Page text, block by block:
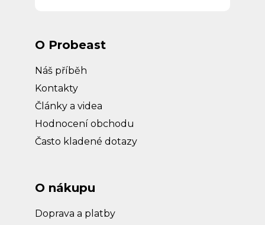
O Probeast
Náš příběh
Kontakty
Články a videa
Hodnocení obchodu
Často kladené dotazy
O nákupu
Doprava a platby